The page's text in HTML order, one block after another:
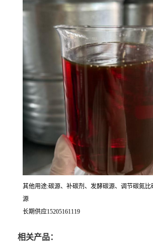
其他用途:碳源、补碳剂、发酵碳源、调节碳氮
源
长期供应15205161119
相关产品：